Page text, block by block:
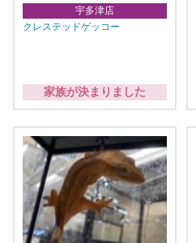
宇多津店
クレステッドゲッコー
家族が決まりました